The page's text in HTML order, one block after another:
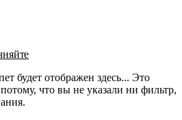
будет отображен здесь... Это
что вы не указали ни фильтр,